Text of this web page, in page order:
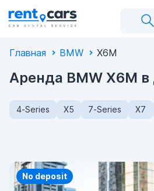
Главная BMW X6M
Аренда BMW X6M в
4-Series X5 7-Series X7
Priority
No deposit